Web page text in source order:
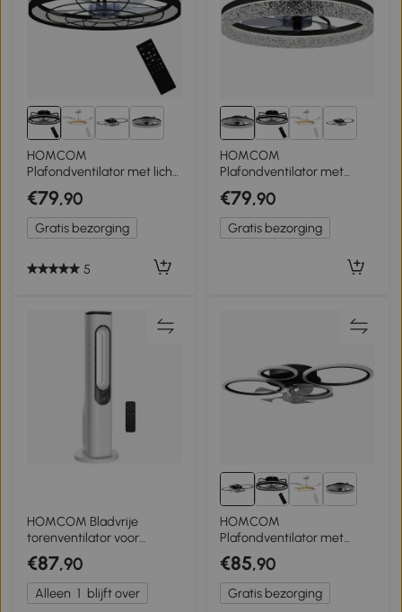
HOMCOM
Plafondventilator met licht
en afstandsbediening, 48
cm LED-plafondventilator
met 3 kleurtemperaturen, 6
snelheden, timer, zwart
€79,90
Gratis bezorging
5
HOMCOM
Plafondventilator met
Verlichting, Dimbare LED
Plafondventilator met
Afstandsbediening voor
Slaapkamer en
€79,90
Gratis bezorging
HOMCOM Bladvrije
torenventilator voor
slaapkamer, 35 dB stille
staande ventilator met 50°
oscillatie, LED‑verlichting, 3
snelheden, 15‑uur timer, Wit
€87,90
Alleen 1 blijft over
HOMCOM
Plafondventilator met
verlichting en
afstandsbediening, 77 cm
LED-plafondventilator met
3 lichtkleuren, 6 snelheden,
€85,90
Gratis bezorging